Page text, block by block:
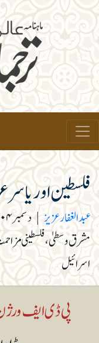
فلسطین اور
عبد الغفار عزیز | دسمبر ۲۰۰۴
مشرق وسطیٰ، فلسطینی
اسرائیل